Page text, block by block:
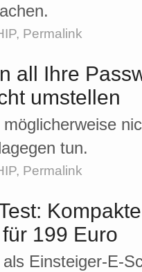
, Permalink
all Ihre
umstellen
tun.
, Permalink
199 Euro
Einsteiger-E-